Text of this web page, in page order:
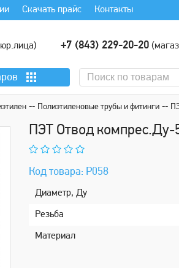
Скачать прайс Контакты
+7 (843) 229-20-20
Полиэтиленовые трубы и фитинги
ПЭТ Отвод
Код товара: Р058
Диаметр, Ду
Рeзьбa
Мaтериaл